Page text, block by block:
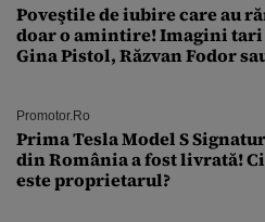
Poveştile de iubire care au
doar o amintire! Imagini tari
Gina Pistol, Răzvan Fodor
Promotor.ro
Prima Tesla Model S
din România a fost livrată!
este proprietarul?